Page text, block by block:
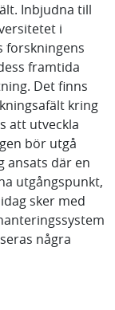
Inbjudna till
i
forskningens
framtida
Det finns
kring
att utveckla
bör utgå
ansats där en
utgångspunkt,
sker med
några